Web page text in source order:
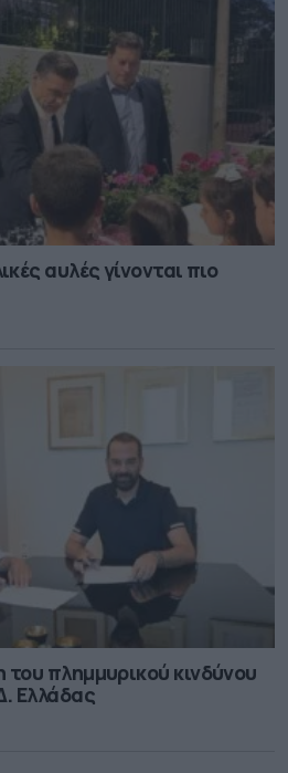
αυλές γίνονται πιο
του πλημμυρικού κινδύνου
Ελλάδας